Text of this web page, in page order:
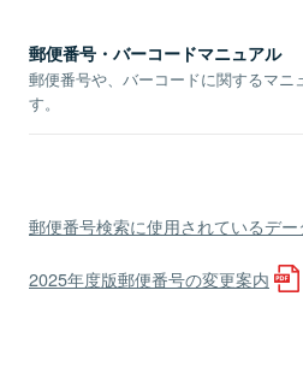
郵便番号・バーコードマニュアル
郵便番号や、バーコードに関するマニ
す。
郵便番号検索に使用されているデー
2025年度版郵便番号の変更案内